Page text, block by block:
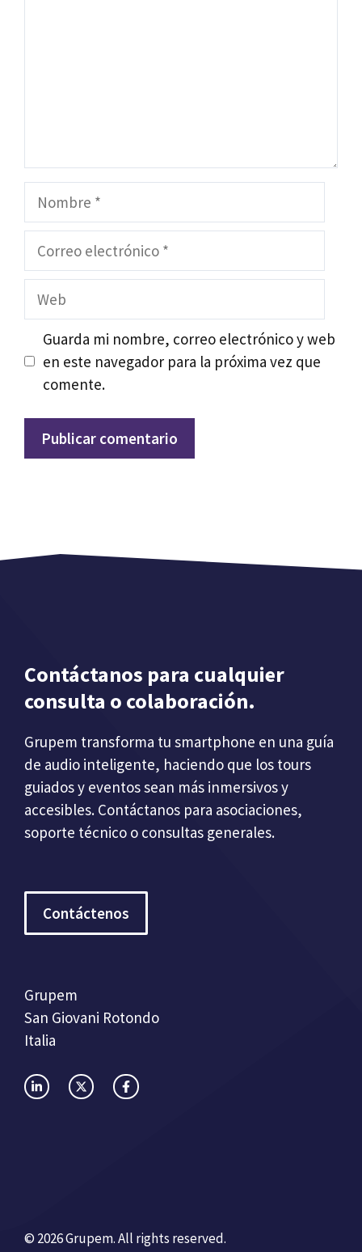
Nombre
Guarda mi nombre, correo electrónico y web
en este navegador para la próxima vez que
comente.
Contáctanos para cualquier
consulta o colaboración.
Grupem transforma tu smartphone en una guía
de audio inteligente, haciendo que los tours
guiados y eventos sean más inmersivos y
accesibles. Contáctanos para asociaciones,
soporte técnico o consultas generales.
Contáctenos
Grupem
San Giovani Rotondo
Italia
© 2026 Grupem. All rights reserved.